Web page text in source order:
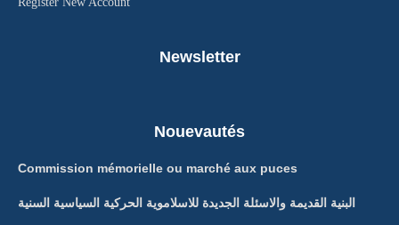
Newsletter
Nouevautés
Commission mémorielle ou marché aux puces
البنية القديمة والاسئلة الجديدة للاسلاموية الحركية السياسية السنية